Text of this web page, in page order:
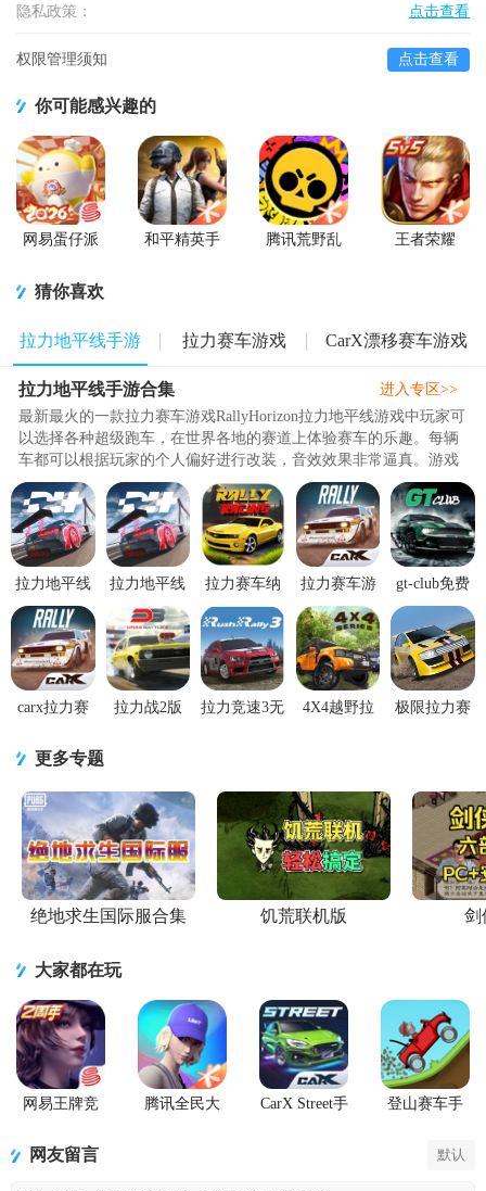
隐私政策： 点击查看
权限管理须知 点击查看
你可能感兴趣的
网易蛋仔派
和平精英手
腾讯荒野乱
王者荣耀
猜你喜欢
拉力地平线手游
合集
拉力赛车游戏 CarX漂移赛车游戏
合集
拉力地平线手游合集
最新最火的一款拉力赛车游戏RallyHorizon拉力地平线游戏中玩家可
以选择各种超级跑车，在世界各地的赛道上体验赛车的乐趣。每辆
车都可以根据玩家的个人偏好进行改装，音效效果非常逼真。游戏
中有多种环境和道路供玩家..
进入专区>>
拉力地平线
修改版(Rally
Horizon)v2.5.15
安
拉力地平线
游戏官方安
卓版v2.5.15
最新版
拉力赛车纳
斯卡游戏无
限金币0.4.2
最新版
拉力赛车游
戏CarX
Rally最新版
18601 安卓
版
gt-club免费
版.apk1.14.29
最新版
carx拉力赛
26102 最新
拉力战2版
拉力竞速3无
4X4越野拉
极限拉力赛
更多专题
绝地求生国际服合集 饥荒联机版 剑
大家都在玩
网易王牌竞
腾讯全民大
CarX Street手
登山赛车手
网友留言 默认